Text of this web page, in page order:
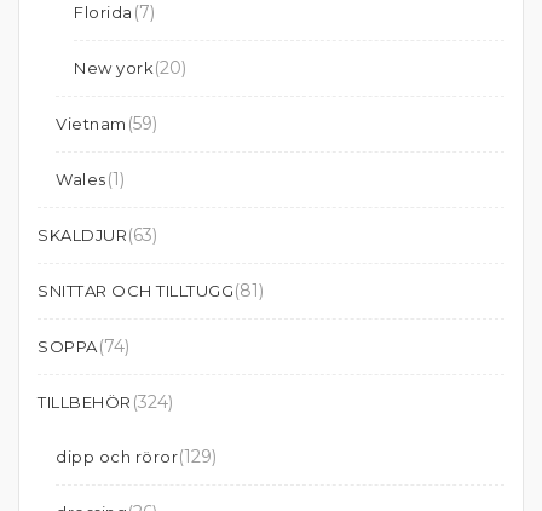
Florida (7)
New york(20)
Vietnam (59)
Wales(1)
SKALDJUR(63)
SNITTAR OCH TILLTUGG(81)
SOPPA(74)
TILLBEHÖR (324)
dipp och röror(129)